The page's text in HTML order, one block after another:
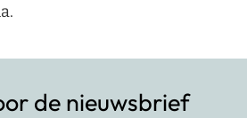
de nieuwsbrief